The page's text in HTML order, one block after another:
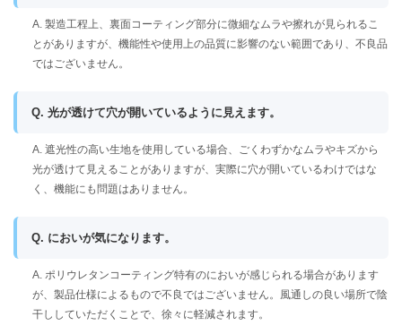
A. 製造工程上、裏面コーティング部分に微細なムラや擦れが見られるこ
とがありますが、機能性や使用上の品質に影響のない範囲であり、不良品
ではございません。
Q. 光が透けて穴が開いているように見えます。
A. 遮光性の高い生地を使用している場合、ごくわずかなムラやキズから
光が透けて見えることがありますが、実際に穴が開いているわけではな
く、機能にも問題はありません。
Q. においが気になります。
A. ポリウレタンコーティング特有のにおいが感じられる場合があります
が、製品仕様によるもので不良ではございません。風通しの良い場所で陰
干ししていただくことで、徐々に軽減されます。